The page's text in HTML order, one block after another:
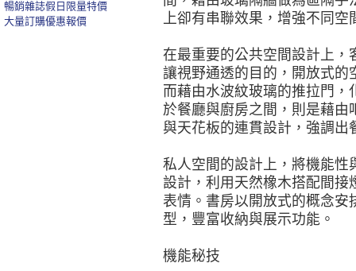
上卻有串聯效果，增強不同空
在最重要的公共空間設計上，
讓視野通透的目的，開放式的
而藉由水波紋玻璃的推拉門
於餐廳與廚房之間，則是藉由
與天花板的連貫設計，強調出
私人空間的設計上，將機能性
設計，利用天然橡木搭配間接
表情。書房以開放式的概念
型，豐富收納與展示功能。
機能秘技
暢銷雜誌假日限量特價
大量訂購優惠報價